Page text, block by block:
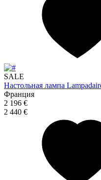
SALE
Настольная лампа
Франция
2 196 €
2 440 €